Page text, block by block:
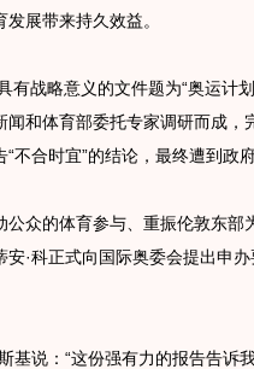
展带来持久效益。
战略意义的文件题为“奥运计划
和体育部委托专家调研而成，
不合时宜”的结论，最终遭到政府
众的体育参与、重振伦敦东部
·科正式向国际奥委会提出申
说：“这份强有力的报告告诉